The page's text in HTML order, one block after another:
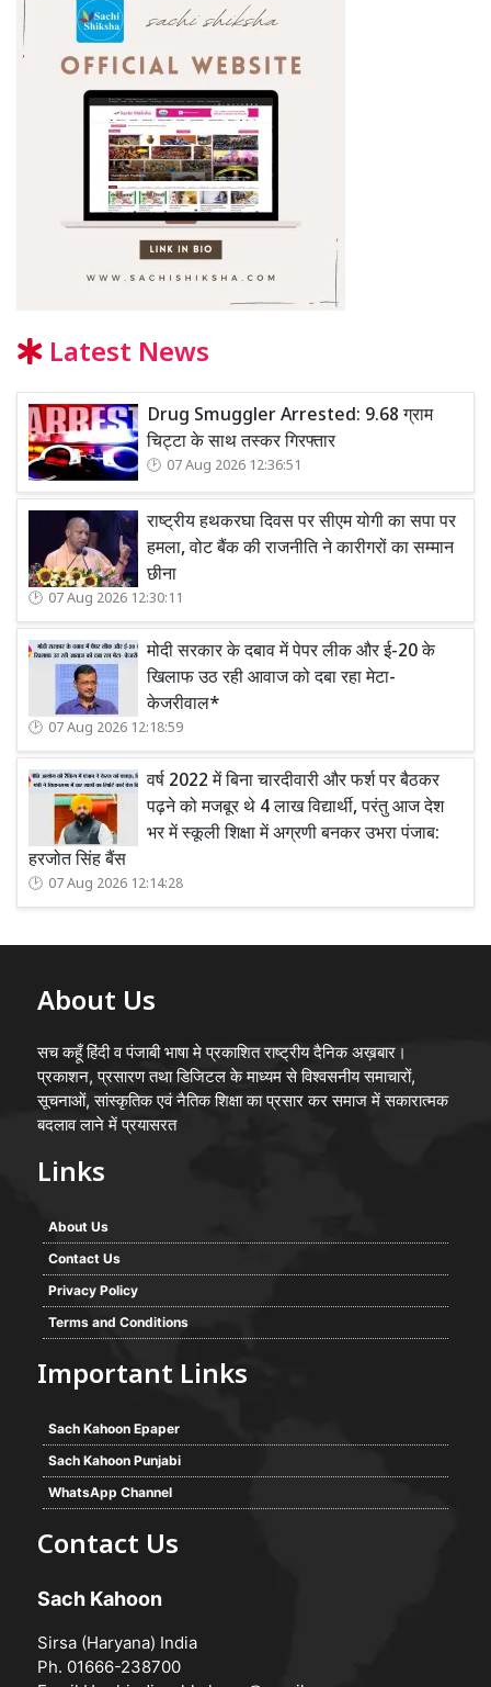
Latest News
Drug Smuggler Arrested: 9.68 ग्राम
चिट्टा के साथ तस्कर गिरफ्तार
07 Aug 2026 12:36:51
राष्ट्रीय हथकरघा दिवस पर सीएम योगी का सपा पर
हमला, वोट बैंक की राजनीति ने कारीगरों का सम्मान
छीना
07 Aug 2026 12:30:11
मोदी सरकार के दबाव में पेपर लीक और ई-20 के
खिलाफ उठ रही आवाज को दबा रहा मेटा-
केजरीवाल*
07 Aug 2026 12:18:59
वर्ष 2022 में बिना चारदीवारी और फर्श पर बैठकर
पढ़ने को मजबूर थे 4 लाख विद्यार्थी, परंतु आज देश
भर में स्कूली शिक्षा में अग्रणी बनकर उभरा पंजाब:
हरजोत सिंह बैंस
07 Aug 2026 12:14:28
About Us
सच कहूँ हिंदी व पंजाबी भाषा मे प्रकाशित राष्ट्रीय दैनिक अख़बार।
प्रकाशन, प्रसारण तथा डिजिटल के माध्यम से विश्वसनीय समाचारों,
सूचनाओं, सांस्कृतिक एवं नैतिक शिक्षा का प्रसार कर समाज में सकारात्मक
बदलाव लाने में प्रयासरत
Links
About Us
Contact Us
Privacy Policy
Terms and Conditions
Important Links
Sach Kahoon Epaper
Sach Kahoon Punjabi
WhatsApp Channel
Contact Us
Sach Kahoon
Sirsa (Haryana) India
Ph. 01666-238700